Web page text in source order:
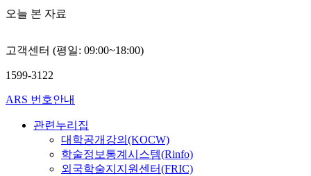
오늘 본 자료
고객센터 (평일: 09:00~18:00)
1599-3122
ARS 번호안내
관련누리집
대학공개강의(KOCW)
학술정보통계시스템(Rinfo)
외국학술지지원센터(FRIC)